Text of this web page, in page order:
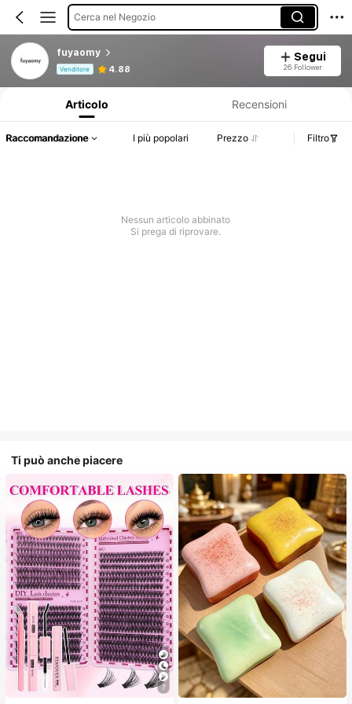
Cerca nel Negozio
fuyaomy
Venditore 4.88
Segui
26 Follower
Articolo Recensioni
Raccomandazione I più popolari Prezzo Filtro
Nessun articolo abbinato
Si prega di riprovare.
Ti può anche piacere
7